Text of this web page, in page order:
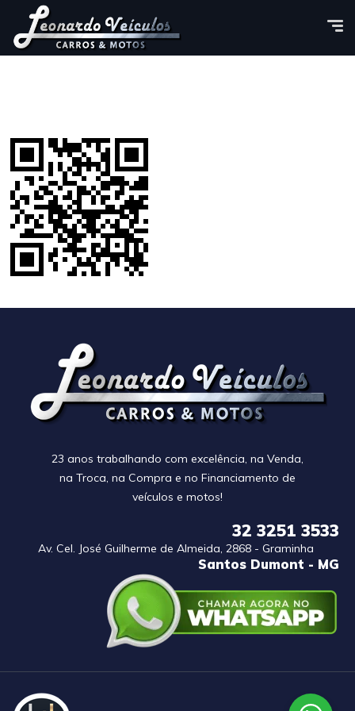
23 anos trabalhando com excelência, na Venda,
na Troca, na Compra e no Financiamento de
veículos e motos!
32 3251 3533
Av. Cel. José Guilherme de Almeida, 2868 - Graminha
Santos Dumont - MG